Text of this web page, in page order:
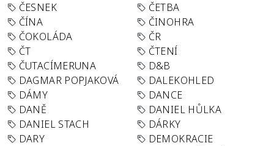
ČESNEK
ČETBA
ČÍNA
ČINOHRA
ČOKOLÁDA
ČR
ČT
ČTENÍ
ČUTACÍMERUNA
D&B
DAGMAR POPJAKOVÁ
DALEKOHLED
DÁMY
DANCE
DANĚ
DANIEL HŮLKA
DANIEL STACH
DÁRKY
DARY
DEMOKRACIE